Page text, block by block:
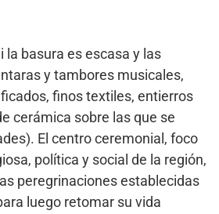
la basura es escasa y las
y tambores musicales,
finos textiles, entierros
cerámica sobre las que se
El centro ceremonial, foco
política y social de la región,
peregrinaciones establecidas
luego retomar su vida